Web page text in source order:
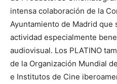
intensa colaboración de la
Ayuntamiento de Madrid que
actividad especialmente
audiovisual. Los PLATINO
de la Organización Mundial
e Institutos de Cine